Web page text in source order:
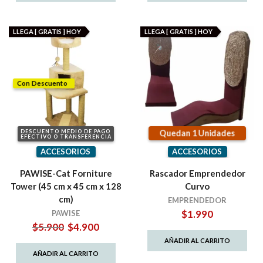
DESCUENTO MEDIO DE PAGO
EFECTIVO O TRANSFERENCIA
Con Descuento
LLEGA [ GRATIS ] HOY
ACCESORIOS
PAWISE-Cat Forniture
Tower (45 cm x 45 cm x 128
cm)
PAWISE
$5.900 El
precio
original
era:
$4.900El
actual
AÑADIR AL CARRITO
Quedan 1 Unidades
LLEGA [ GRATIS ] HOY
ACCESORIOS
Rascador Emprendedor
Curvo
EMPRENDEDOR
$1.990
AÑADIR AL CARRITO